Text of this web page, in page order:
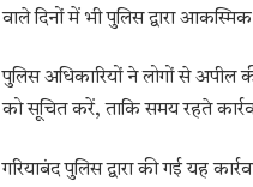
वाले दिनों में भी पुलिस द्वारा
पुलिस अधिकारियों ने लोगों से अपील
को सूचित करें, ताकि समय रहते
गरियाबंद पुलिस द्वारा की गई यह